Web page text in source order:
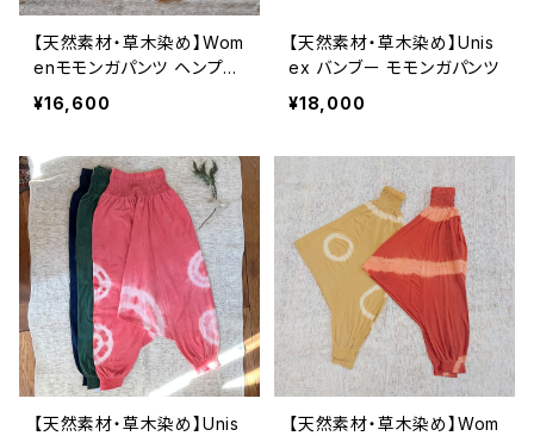
【天然素材・草木染め】Wom
enモモンガパンツ ヘンプコ
ットン
¥16,600
【天然素材・草木染め】Unis
ex バンブー モモンガパンツ
¥18,000
【天然素材・草木染め】Unis
【天然素材・草木染め】Wom